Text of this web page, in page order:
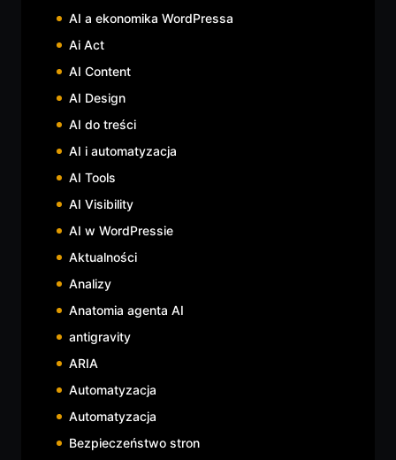
AI a ekonomika WordPressa
Ai Act
AI Content
AI Design
AI do treści
AI i automatyzacja
AI Tools
AI Visibility
AI w WordPressie
Aktualności
Analizy
Anatomia agenta AI
antigravity
ARIA
Automatyzacja
Automatyzacja
Bezpieczeństwo stron